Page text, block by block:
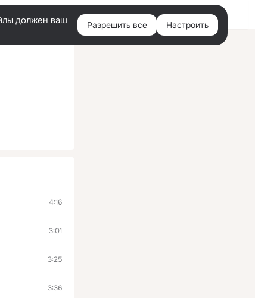
Войти
должен ваш
Разрешить все Настроить
4:16
3:01
3:25
3:36